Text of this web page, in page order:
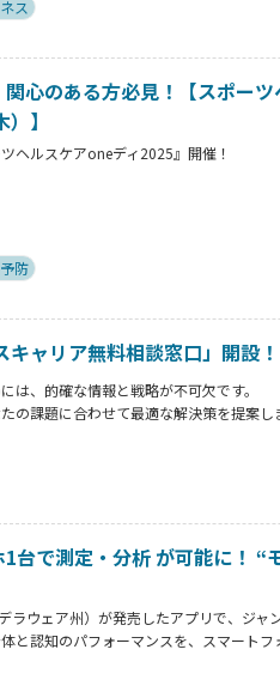
ス
心のある方必見！【スポー
】
ヘルスケアoneディ2025』開催！
進するビジネスマッチングイベントを株
ます。
防
ャリア無料相談窓口」開設！
は、的確な情報と戦略が不可欠です。
の課題に合わせて最適な解決策を提案し
台で測定・分析 が可能に！ “
ラウェア州）が発売したアプリで、ジャ
と認知のパフォーマンスを、スマート
ボ」。開発者で自らもトレーナーとして